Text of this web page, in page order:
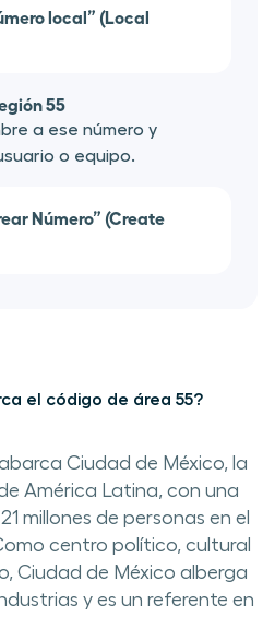
local” (Local
55
a ese número y
o equipo.
Número” (Create
el código de área 55?
Ciudad de México, la
América Latina, con una
millones de personas en el
centro político, cultural
Ciudad de México alberga
y es un referente en